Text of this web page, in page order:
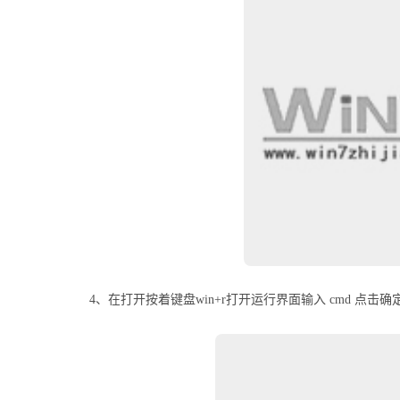
4、在打开按着键盘win+r打开运行界面输入 cmd 点击确